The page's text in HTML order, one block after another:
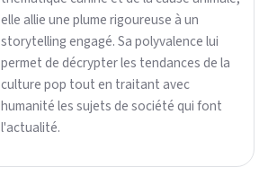
elle allie une plume rigoureuse à un
storytelling engagé. Sa polyvalence lui
permet de décrypter les tendances de la
culture pop tout en traitant avec
humanité les sujets de société qui font
l'actualité.